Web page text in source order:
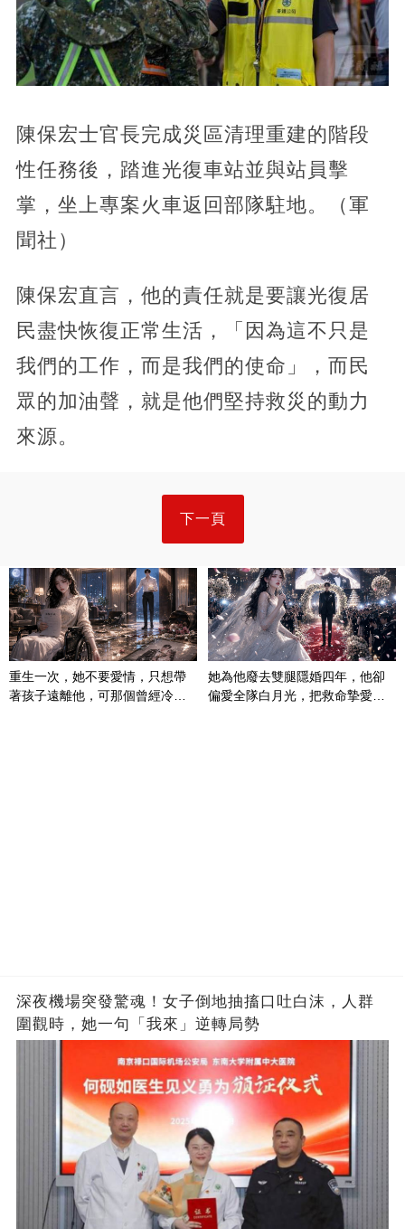
陳保宏士官長完成災區清理重建的階段
性任務後，踏進光復車站並與站員擊
掌，坐上專案火車返回部隊駐地。（軍
聞社）
陳保宏直言，他的責任就是要讓光復居
民盡快恢復正常生活，「因為這不只是
我們的工作，而是我們的使命」，而民
眾的加油聲，就是他們堅持救災的動力
來源。
下一頁
重生一次，她不要愛情，只想帶
著孩子遠離他，可那個曾經冷漠
她為他廢去雙腿隱婚四年，他卻
偏愛全隊白月光，把救命摯愛當
深夜機場突發驚魂！女子倒地抽搐口吐白沫，人群
圍觀時，她一句「我來」逆轉局勢